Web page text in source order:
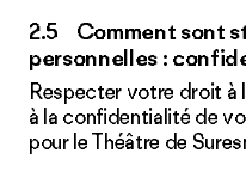
2.5 Comment sont
personnelles :
Respecter votre droit à
à la confidentialité de
pour le Théâtre de